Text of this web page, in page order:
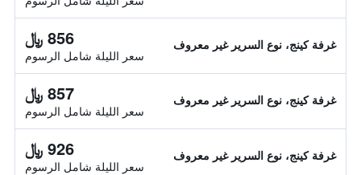
غرفة كينج، نوع السرير غير معروف 856 ﷼
سعر الليلة شامل الرسوم
غرفة كينج، نوع السرير غير معروف 857 ﷼
سعر الليلة شامل الرسوم
غرفة كينج، نوع السرير غير معروف 926 ﷼
سعر الليلة شامل الرسوم